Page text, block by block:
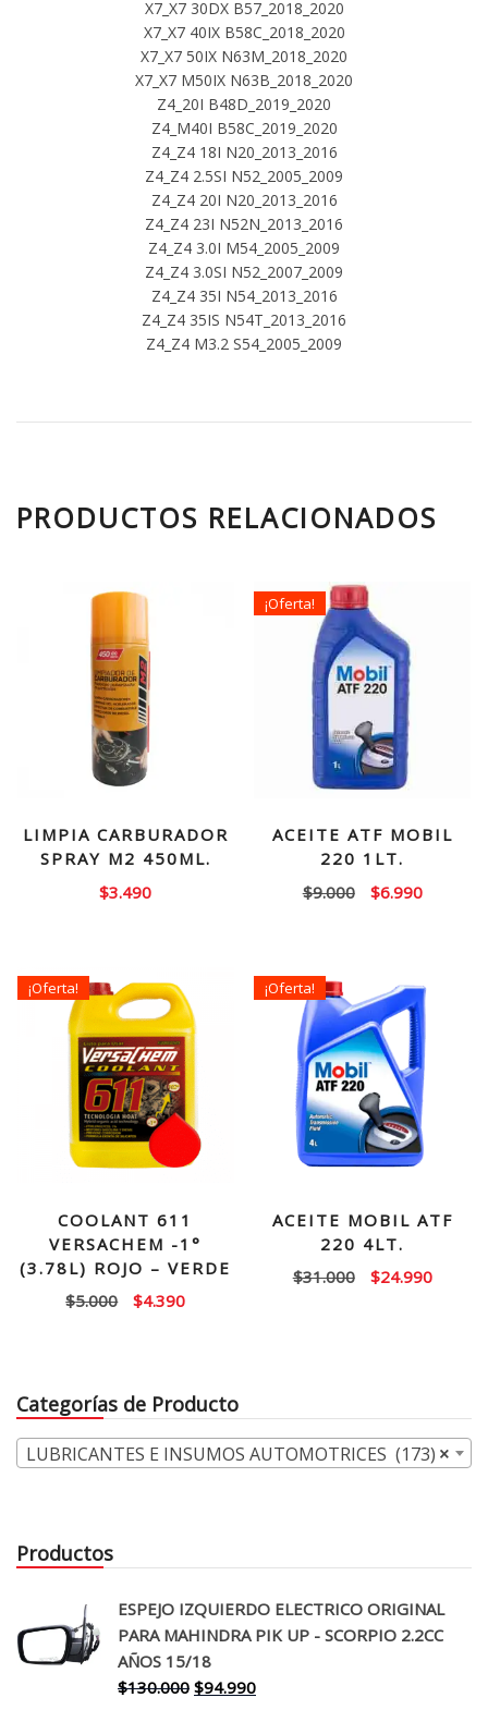
X7_X7 30DX B57_2018_2020
X7_X7 40IX B58C_2018_2020
X7_X7 50IX N63M_2018_2020
X7_X7 M50IX N63B_2018_2020
Z4_20I B48D_2019_2020
Z4_M40I B58C_2019_2020
Z4_Z4 18I N20_2013_2016
Z4_Z4 2.5SI N52_2005_2009
Z4_Z4 20I N20_2013_2016
Z4_Z4 23I N52N_2013_2016
Z4_Z4 3.0I M54_2005_2009
Z4_Z4 3.0SI N52_2007_2009
Z4_Z4 35I N54_2013_2016
Z4_Z4 35IS N54T_2013_2016
Z4_Z4 M3.2 S54_2005_2009
PRODUCTOS RELACIONADOS
LIMPIA CARBURADOR
SPRAY M2 450ML.
$3.490
¡Oferta!
ACEITE ATF MOBIL
220 1LT.
$9.000
El
$9.000.
$6.990El
$6.990.
¡Oferta!
COOLANT 611
VERSACHEM -1°
(3.78L) ROJO – VERDE
$5.000
El
$5.000.
$4.390El
$4.390.
¡Oferta!
ACEITE MOBIL ATF
220 4LT.
$31.000
El
$24.990El
Categorías de Producto
×
LUBRICANTES E INSUMOS AUTOMOTRICES (173)
Productos
ESPEJO IZQUIERDO ELECTRICO ORIGINAL
PARA MAHINDRA PIK UP - SCORPIO 2.2CC
AÑOS 15/18
$130.000 El
$94.990El